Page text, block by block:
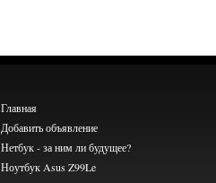
Главная
Добавить объявление
Нетбук - за ним ли будущее?
Ноутбук Asus Z99Le